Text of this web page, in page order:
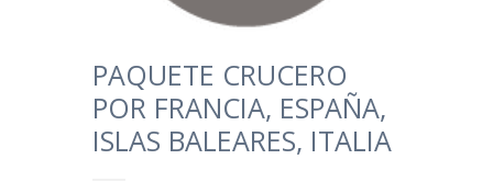
PAQUETE CRUCERO
POR FRANCIA, ESPAÑA,
ISLAS BALEARES, ITALIA